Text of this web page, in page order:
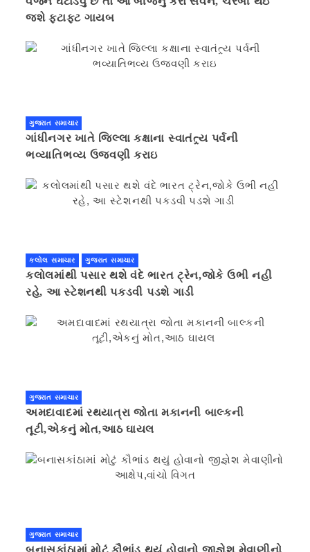
જશે ફટાફટ ગાયબ
ગુજરાત સમાચાર
ગાંધીનગર ખાતે જિલ્લા કક્ષાના સ્વાતંત્ર્ય પર્વની
ભવ્યાતિભવ્ય ઉજવણી કરાઇ
કલોલ સમાચાર ગુજરાત સમાચાર
કલોલમાંથી પસાર થશે વંદે ભારત ટ્રેન,જોકે ઉભી નહી
રહે, આ સ્ટેશનથી પકડવી પડશે ગાડી
ગુજરાત સમાચાર
અમદાવાદમાં રથયાત્રા જોતા મકાનની બાલ્કની
તૂટી,એકનું મોત,આઠ ઘાયલ
ગુજરાત સમાચાર
બનાસકાંઠામાં મોટું કૌભાંડ થયું હોવાનો જીજ્ઞેશ મેવાણીનો